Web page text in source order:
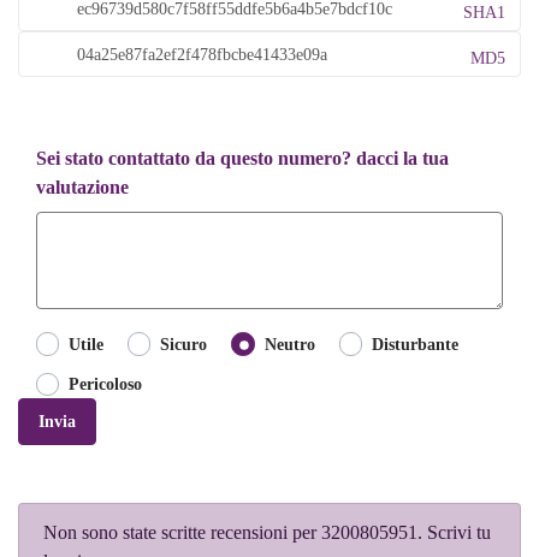
SHA1
MD5
Sei stato contattato da questo numero? dacci la tua
valutazione
Utile Sicuro Neutro Disturbante
Pericoloso
Invia
Non sono state scritte recensioni per 3200805951. Scrivi tu